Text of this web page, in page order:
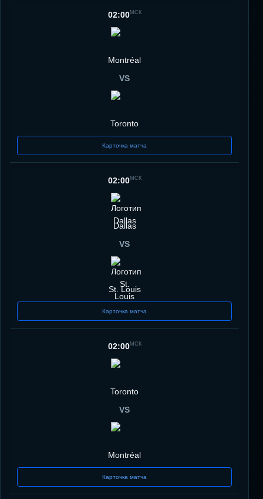
02:00МСК
Montréal
VS
Toronto
Карточка матча
02:00МСК
Dallas
VS
St. Louis
Карточка матча
02:00МСК
Toronto
VS
Montréal
Карточка матча